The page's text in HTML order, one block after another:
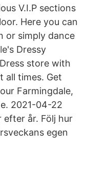
V.I.P sections
Here you can
or simply dance
Dressy
store with
all times. Get
Farmingdale,
2021-04-22
år. Följ hur
egen